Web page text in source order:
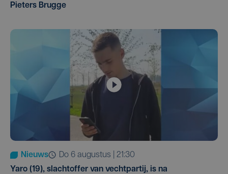
Pieters Brugge
Nieuws
do 6 augustus | 21:30
Yaro (19), slachtoffer van vechtpartij, is na